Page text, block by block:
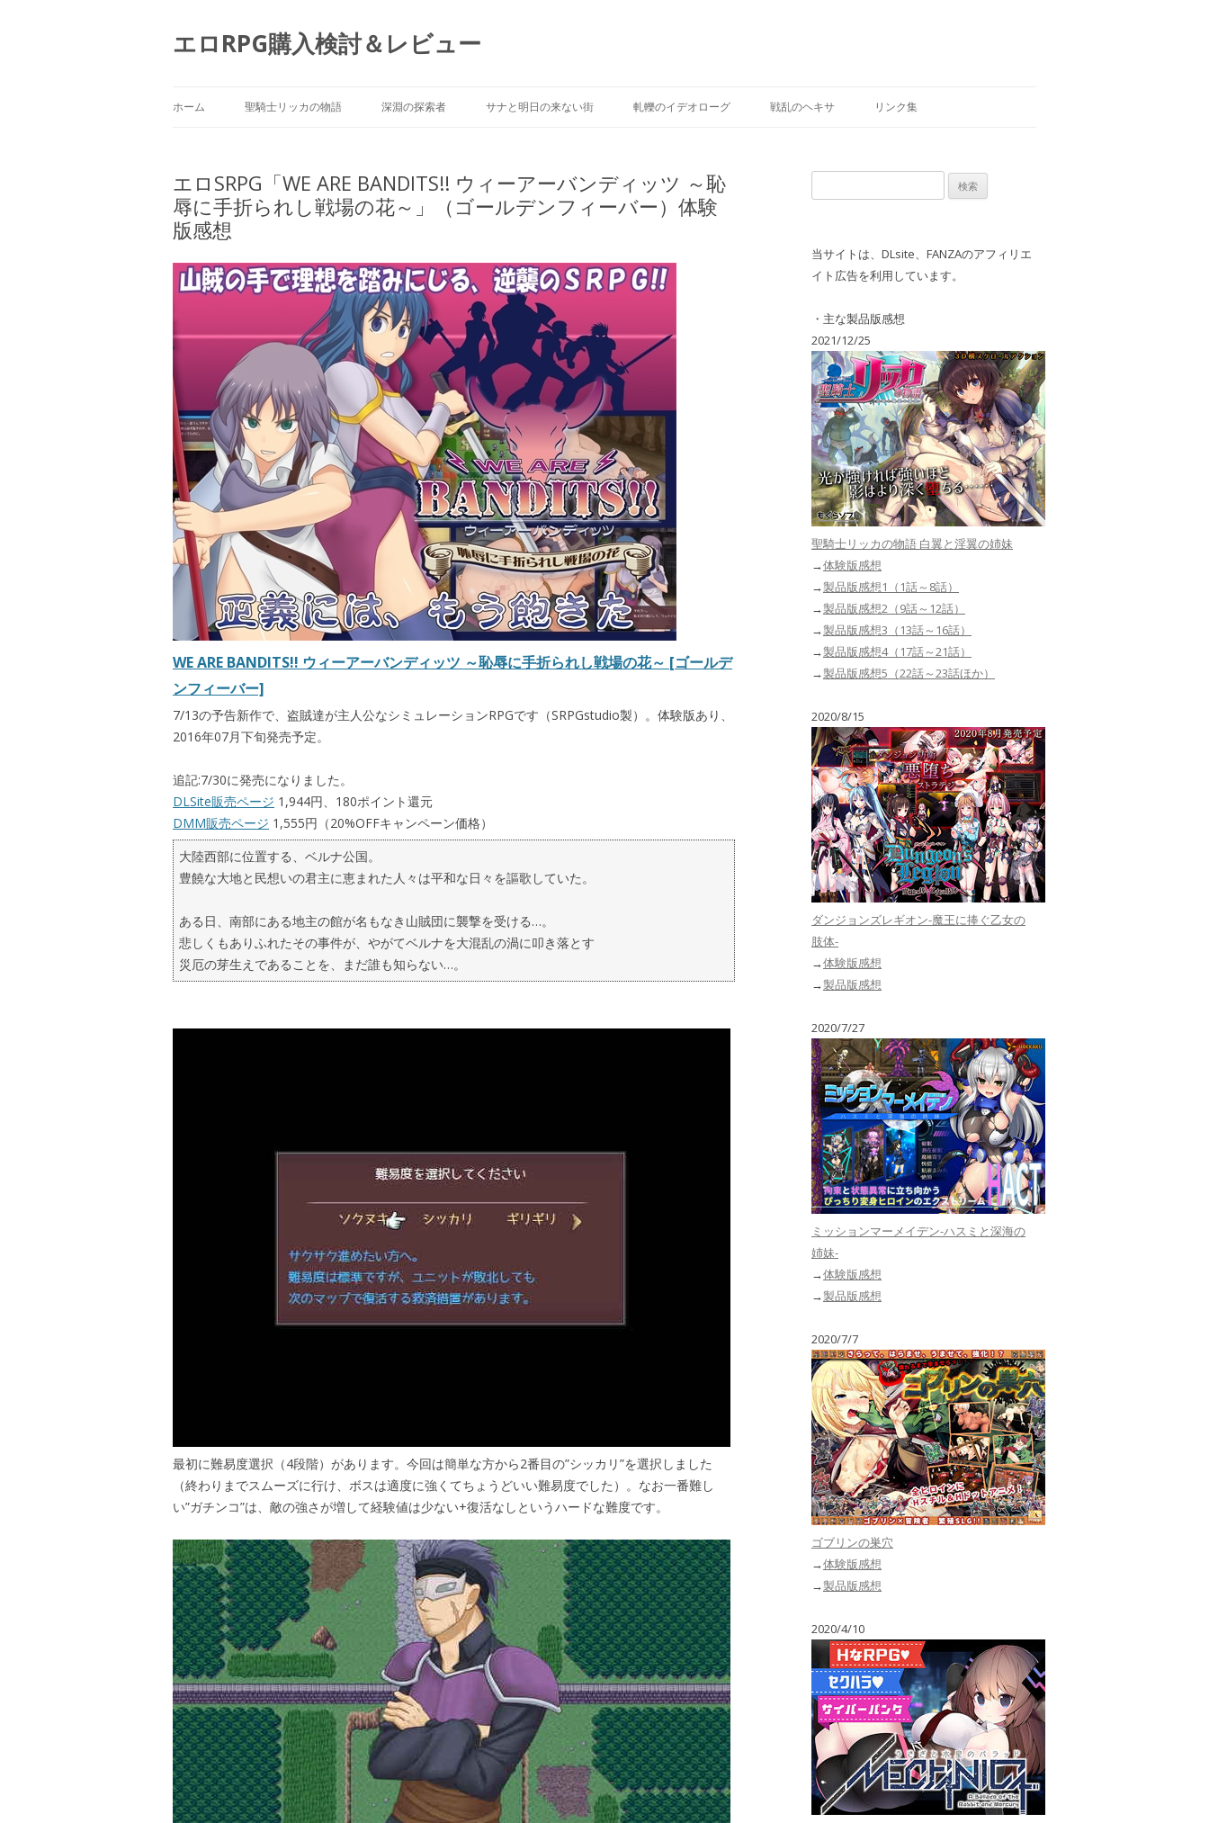
エロRPG購入検討＆レビュー
ホーム 聖騎士リッカの物語 深淵の探索者 サナと明日の来ない街 軋轢のイデオローグ 戦乱のヘキサ リンク集
エロSRPG「WE ARE BANDITS!! ウィーアーバンディッツ ～恥
辱に手折られし戦場の花～」（ゴールデンフィーバー）体験
版感想
WE ARE BANDITS!! ウィーアーバンディッツ ～恥辱に手折られし戦場の花～ [ゴールデ
ンフィーバー]
7/13の予告新作で、盗賊達が主人公なシミュレーションRPGです（SRPGstudio製）。体験版あり、
2016年07月下旬発売予定。
追記:7/30に発売になりました。
DLSite販売ページ 1,944円、180ポイント還元
DMM販売ページ 1,555円（20%OFFキャンペーン価格）
大陸西部に位置する、ベルナ公国。
豊饒な大地と民想いの君主に恵まれた人々は平和な日々を謳歌していた。
ある日、南部にある地主の館が名もなき山賊団に襲撃を受ける…。
悲しくもありふれたその事件が、やがてベルナを大混乱の渦に叩き落とす
災厄の芽生えであることを、まだ誰も知らない…。
最初に難易度選択（4段階）があります。今回は簡単な方から2番目の”シッカリ”を選択しました
（終わりまでスムーズに行け、ボスは適度に強くてちょうどいい難易度でした）。なお一番難し
い”ガチンコ”は、敵の強さが増して経験値は少ない+復活なしというハードな難度です。
索:
当サイトは、DLsite、FANZAのアフィリエ
イト広告を利用しています。
・主な製品版感想
2021/12/25
聖騎士リッカの物語 白翼と淫翼の姉妹
→体験版感想
→製品版感想1（1話～8話）
→製品版感想2（9話～12話）
→製品版感想3（13話～16話）
→製品版感想4（17話～21話）
→製品版感想5（22話～23話ほか）
2020/8/15
ダンジョンズレギオン-魔王に捧ぐ乙女の
肢体-
→体験版感想
→製品版感想
2020/7/27
ミッションマーメイデン-ハスミと深海の
姉妹-
→体験版感想
→製品版感想
2020/7/7
ゴブリンの巣穴
→体験版感想
→製品版感想
2020/4/10